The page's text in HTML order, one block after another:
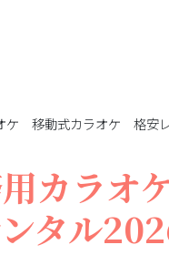
ケ 移動式カラオケ 格安
カラオ
タル